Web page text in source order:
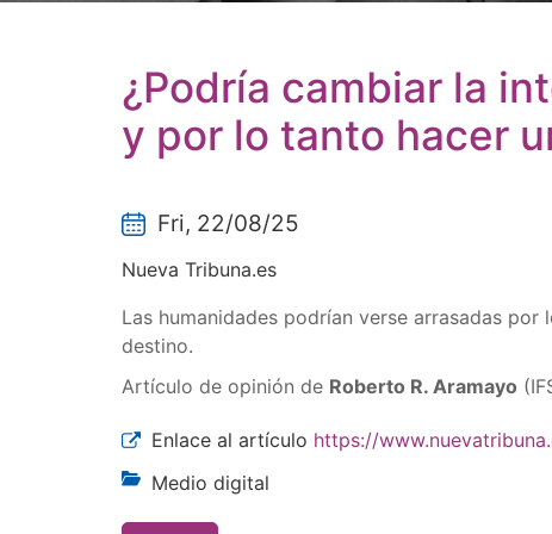
¿Podría cambiar la
y por lo tanto hacer
Fri, 22/08/25
Nueva Tribuna.es
Las humanidades podrían verse arrasadas
destino.
Artículo de opinión de Roberto R. Aramayo
Enlace al artículo https://
Medio digital